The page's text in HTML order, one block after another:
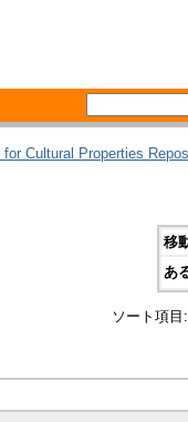
Cultural Properties
移
あ
ソート項目: